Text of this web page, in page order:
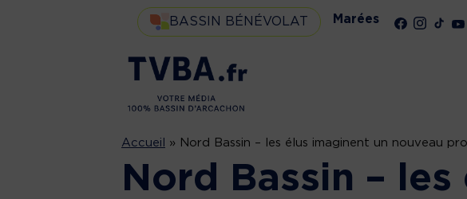
BASSIN BÉNÉVOLAT Marées
Accueil » Nord Bassin – les élus imaginent un nouveau
Nord Bassin – les